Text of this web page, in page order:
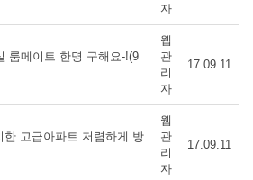
자
룸메이트 한명 구해요-!(9
웹
관
리
자
17.09.11
고급아파트 저렴하게 방
웹
관
리
자
17.09.11